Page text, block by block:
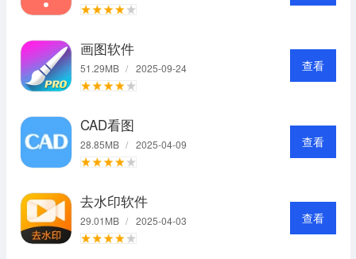
画图软件
51.29MB / 2025-09-24 查看
CAD看图
28.85MB / 2025-04-09 查看
去水印软件
29.01MB / 2025-04-03 查看